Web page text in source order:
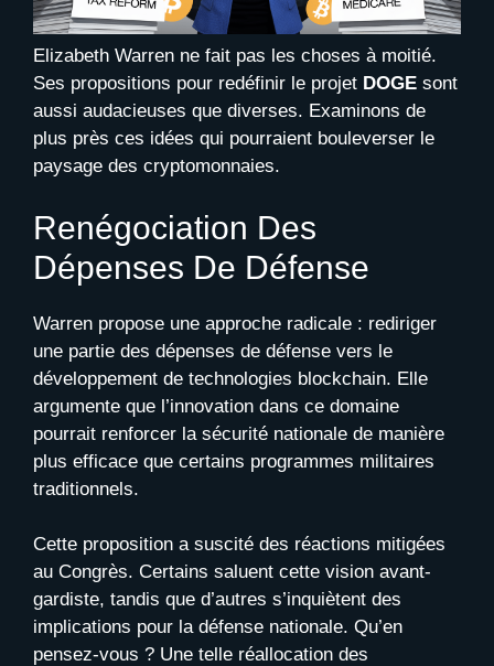
Elizabeth Warren ne fait pas les choses à moitié.
Ses propositions pour redéfinir le projet DOGE sont
aussi audacieuses que diverses. Examinons de
plus près ces idées qui pourraient bouleverser le
paysage des cryptomonnaies.
Renégociation Des
Dépenses De Défense
Warren propose une approche radicale : rediriger
une partie des dépenses de défense vers le
développement de technologies blockchain. Elle
argumente que l’innovation dans ce domaine
pourrait renforcer la sécurité nationale de manière
plus efficace que certains programmes militaires
traditionnels.
Cette proposition a suscité des réactions mitigées
au Congrès. Certains saluent cette vision avant-
gardiste, tandis que d’autres s’inquiètent des
implications pour la défense nationale. Qu’en
pensez-vous ? Une telle réallocation des